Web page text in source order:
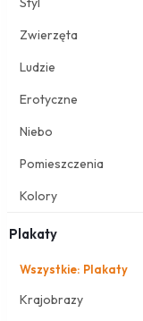
Zwierzęta
Ludzie
Erotyczne
Niebo
Pomieszczenia
Kolory
Plakaty
Wszystkie: Plakaty
Krajobrazy